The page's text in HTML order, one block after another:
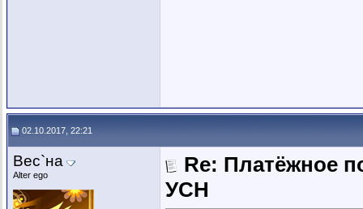
02.10.2017, 22:21
Вес`на
Alter ego
Re: Платёжное
УСН